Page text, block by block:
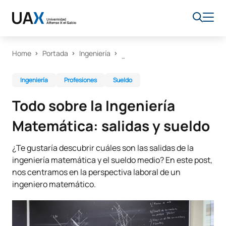
Home Portada Ingeniería
Ingeniería Profesiones Sueldo
Todo sobre la Ingeniería
Matemática: salidas y sueldo
¿Te gustaría descubrir cuáles son las salidas de la
ingeniería matemática y el sueldo medio? En este post,
nos centramos en la perspectiva laboral de un
ingeniero matemático.